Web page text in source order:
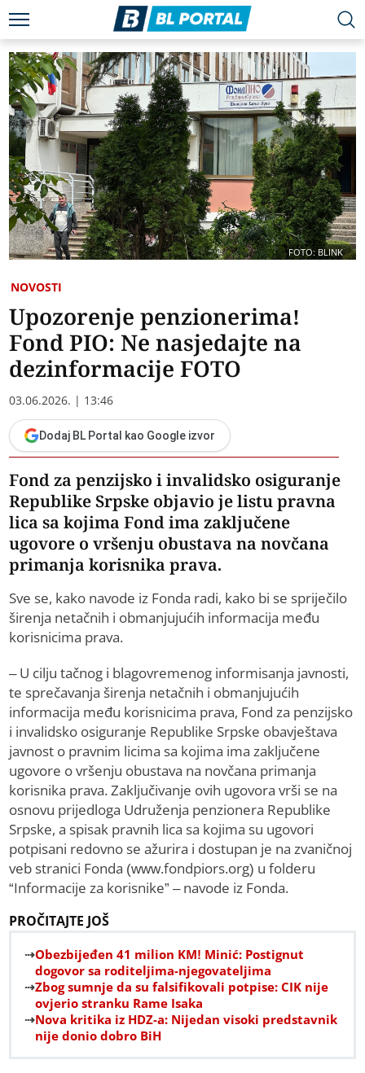
FOTO: BLINK
NOVOSTI
Upozorenje penzionerima!
Fond PIO: Ne nasjedajte na
dezinformacije FOTO
03.06.2026. | 13:46
Dodaj BL Portal kao Google izvor
Fond za penzijsko i invalidsko osiguranje
Republike Srpske objavio je listu pravna
lica sa kojima Fond ima zaključene
ugovore o vršenju obustava na novčana
primanja korisnika prava.
Sve se, kako navode iz Fonda radi, kako bi se spriječilo
širenja netačnih i obmanjujućih informacija među
korisnicima prava.
– U cilju tačnog i blagovremenog informisanja javnosti,
te sprečavanja širenja netačnih i obmanjujućih
informacija među korisnicima prava, Fond za penzijsko
i invalidsko osiguranje Republike Srpske obavještava
javnost o pravnim licima sa kojima ima zaključene
ugovore o vršenju obustava na novčana primanja
korisnika prava. Zaključivanje ovih ugovora vrši se na
osnovu prijedloga Udruženja penzionera Republike
Srpske, a spisak pravnih lica sa kojima su ugovori
potpisani redovno se ažurira i dostupan je na zvaničnoj
veb stranici Fonda (www.fondpiors.org) u folderu
“Informacije za korisnike” – navode iz Fonda.
PROČITAJTE JOŠ
Obezbijeđen 41 milion KM! Minić: Postignut
dogovor sa roditeljima-njegovateljima
Zbog sumnje da su falsifikovali potpise: CIK nije
ovjerio stranku Rame Isaka
Nova kritika iz HDZ-a: Nijedan visoki predstavnik
nije donio dobro BiH